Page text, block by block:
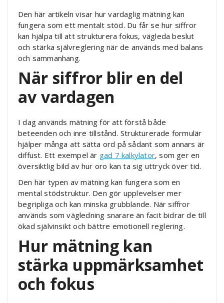
Den här artikeln visar hur vardaglig mätning kan
fungera som ett mentalt stöd. Du får se hur siffror
kan hjälpa till att strukturera fokus, vägleda beslut
och stärka självreglering när de används med balans
och sammanhang.
När siffror blir en del
av vardagen
I dag används mätning för att förstå både
beteenden och inre tillstånd. Strukturerade formulär
hjälper många att sätta ord på sådant som annars är
diffust. Ett exempel är gad 7 kalkylator, som ger en
översiktlig bild av hur oro kan ta sig uttryck över tid.
Den här typen av mätning kan fungera som en
mental stödstruktur. Den gör upplevelser mer
begripliga och kan minska grubblande. När siffror
används som vägledning snarare än facit bidrar de till
ökad självinsikt och bättre emotionell reglering.
Hur mätning kan
stärka uppmärksamhet
och fokus